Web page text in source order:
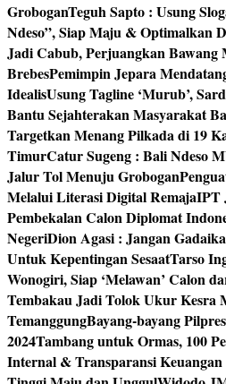
GroboganTeguh Sapto : Usung
Ndeso”, Siap Maju & Optimalkan
Jadi Cabub, Perjuangkan Bawang
BrebesPemimpin Jepara
IdealisUsung Tagline ‘Murub’,
Bantu Sejahterakan Masyarakat
Targetkan Menang Pilkada di 19
TimurCatur Sugeng : Bali Ndeso
Jalur Tol Menuju Grobogan
Melalui Literasi Digital RemajaIPT
Pembekalan Calon Diplomat
NegeriDion Agasi : Jangan
Untuk Kepentingan SesaatTarso
Wonogiri, Siap ‘Melawan’ Calon
Tembakau Jadi Tolok Ukur Kesra
TemanggungBayang-bayang
2024Tambang untuk Ormas, 100
Internal & Transparansi